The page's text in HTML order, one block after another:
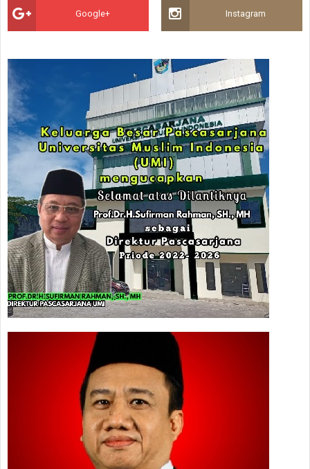
Google+ Instagram